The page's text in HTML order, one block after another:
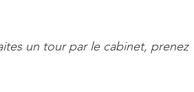
un tour par le cabinet, prenez